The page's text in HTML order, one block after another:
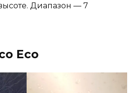
Диапазон — 7
Eco